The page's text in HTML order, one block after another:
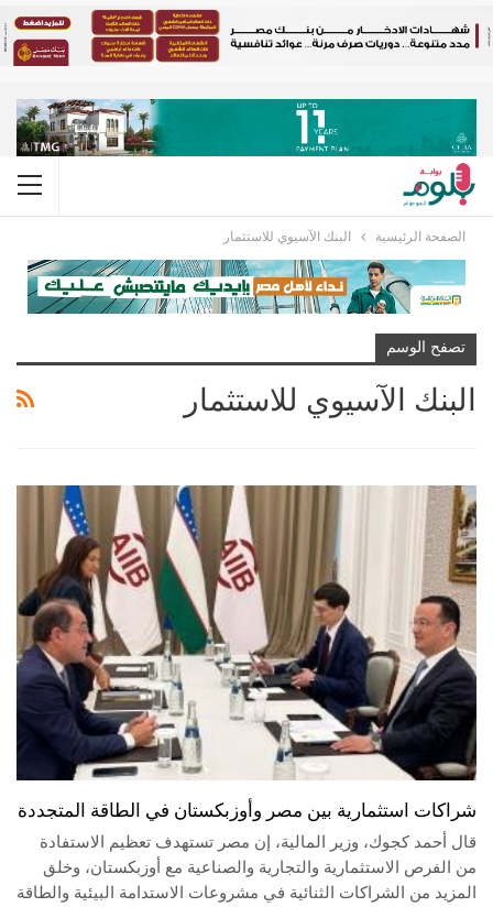
الصفحة الرئيسية البنك الآسيوي للاستثمار
تصفح الوسم
البنك الآسيوي للاستثمار
شراكات استثمارية بين مصر وأوزبكستان في الطاقة المتجددة
قال أحمد كجوك، وزير المالية، إن مصر تستهدف تعظيم الاستفادة
من الفرص الاستثمارية والتجارية والصناعية مع أوزبكستان، وخلق
المزيد من الشراكات الثنائية في مشروعات الاستدامة البيئية والطاقة